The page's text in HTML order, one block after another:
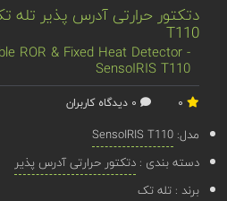
T110
ROR & Fixed Heat Detector -
SensoIRIS T110
مدل:SensoIRIS T110
دسته بندی :دتکتور حرارتی آدرس پذیر
برند :تله تک